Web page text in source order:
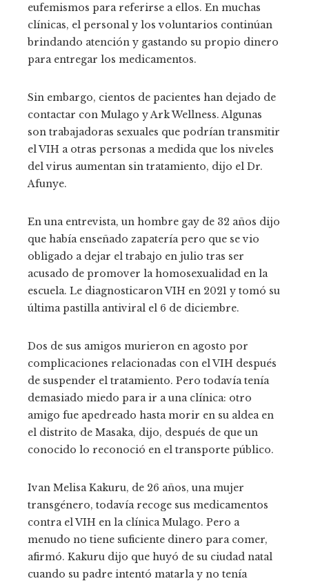
eufemismos para referirse a ellos. En muchas
clínicas, el personal y los voluntarios continúan
brindando atención y gastando su propio dinero
para entregar los medicamentos.
Sin embargo, cientos de pacientes han dejado de
contactar con Mulago y Ark Wellness. Algunas
son trabajadoras sexuales que podrían transmitir
el VIH a otras personas a medida que los niveles
del virus aumentan sin tratamiento, dijo el Dr.
Afunye.
En una entrevista, un hombre gay de 32 años dijo
que había enseñado zapatería pero que se vio
obligado a dejar el trabajo en julio tras ser
acusado de promover la homosexualidad en la
escuela. Le diagnosticaron VIH en 2021 y tomó su
última pastilla antiviral el 6 de diciembre.
Dos de sus amigos murieron en agosto por
complicaciones relacionadas con el VIH después
de suspender el tratamiento. Pero todavía tenía
demasiado miedo para ir a una clínica: otro
amigo fue apedreado hasta morir en su aldea en
el distrito de Masaka, dijo, después de que un
conocido lo reconoció en el transporte público.
Ivan Melisa Kakuru, de 26 años, una mujer
transgénero, todavía recoge sus medicamentos
contra el VIH en la clínica Mulago. Pero a
menudo no tiene suficiente dinero para comer,
afirmó. Kakuru dijo que huyó de su ciudad natal
cuando su padre intentó matarla y no tenía